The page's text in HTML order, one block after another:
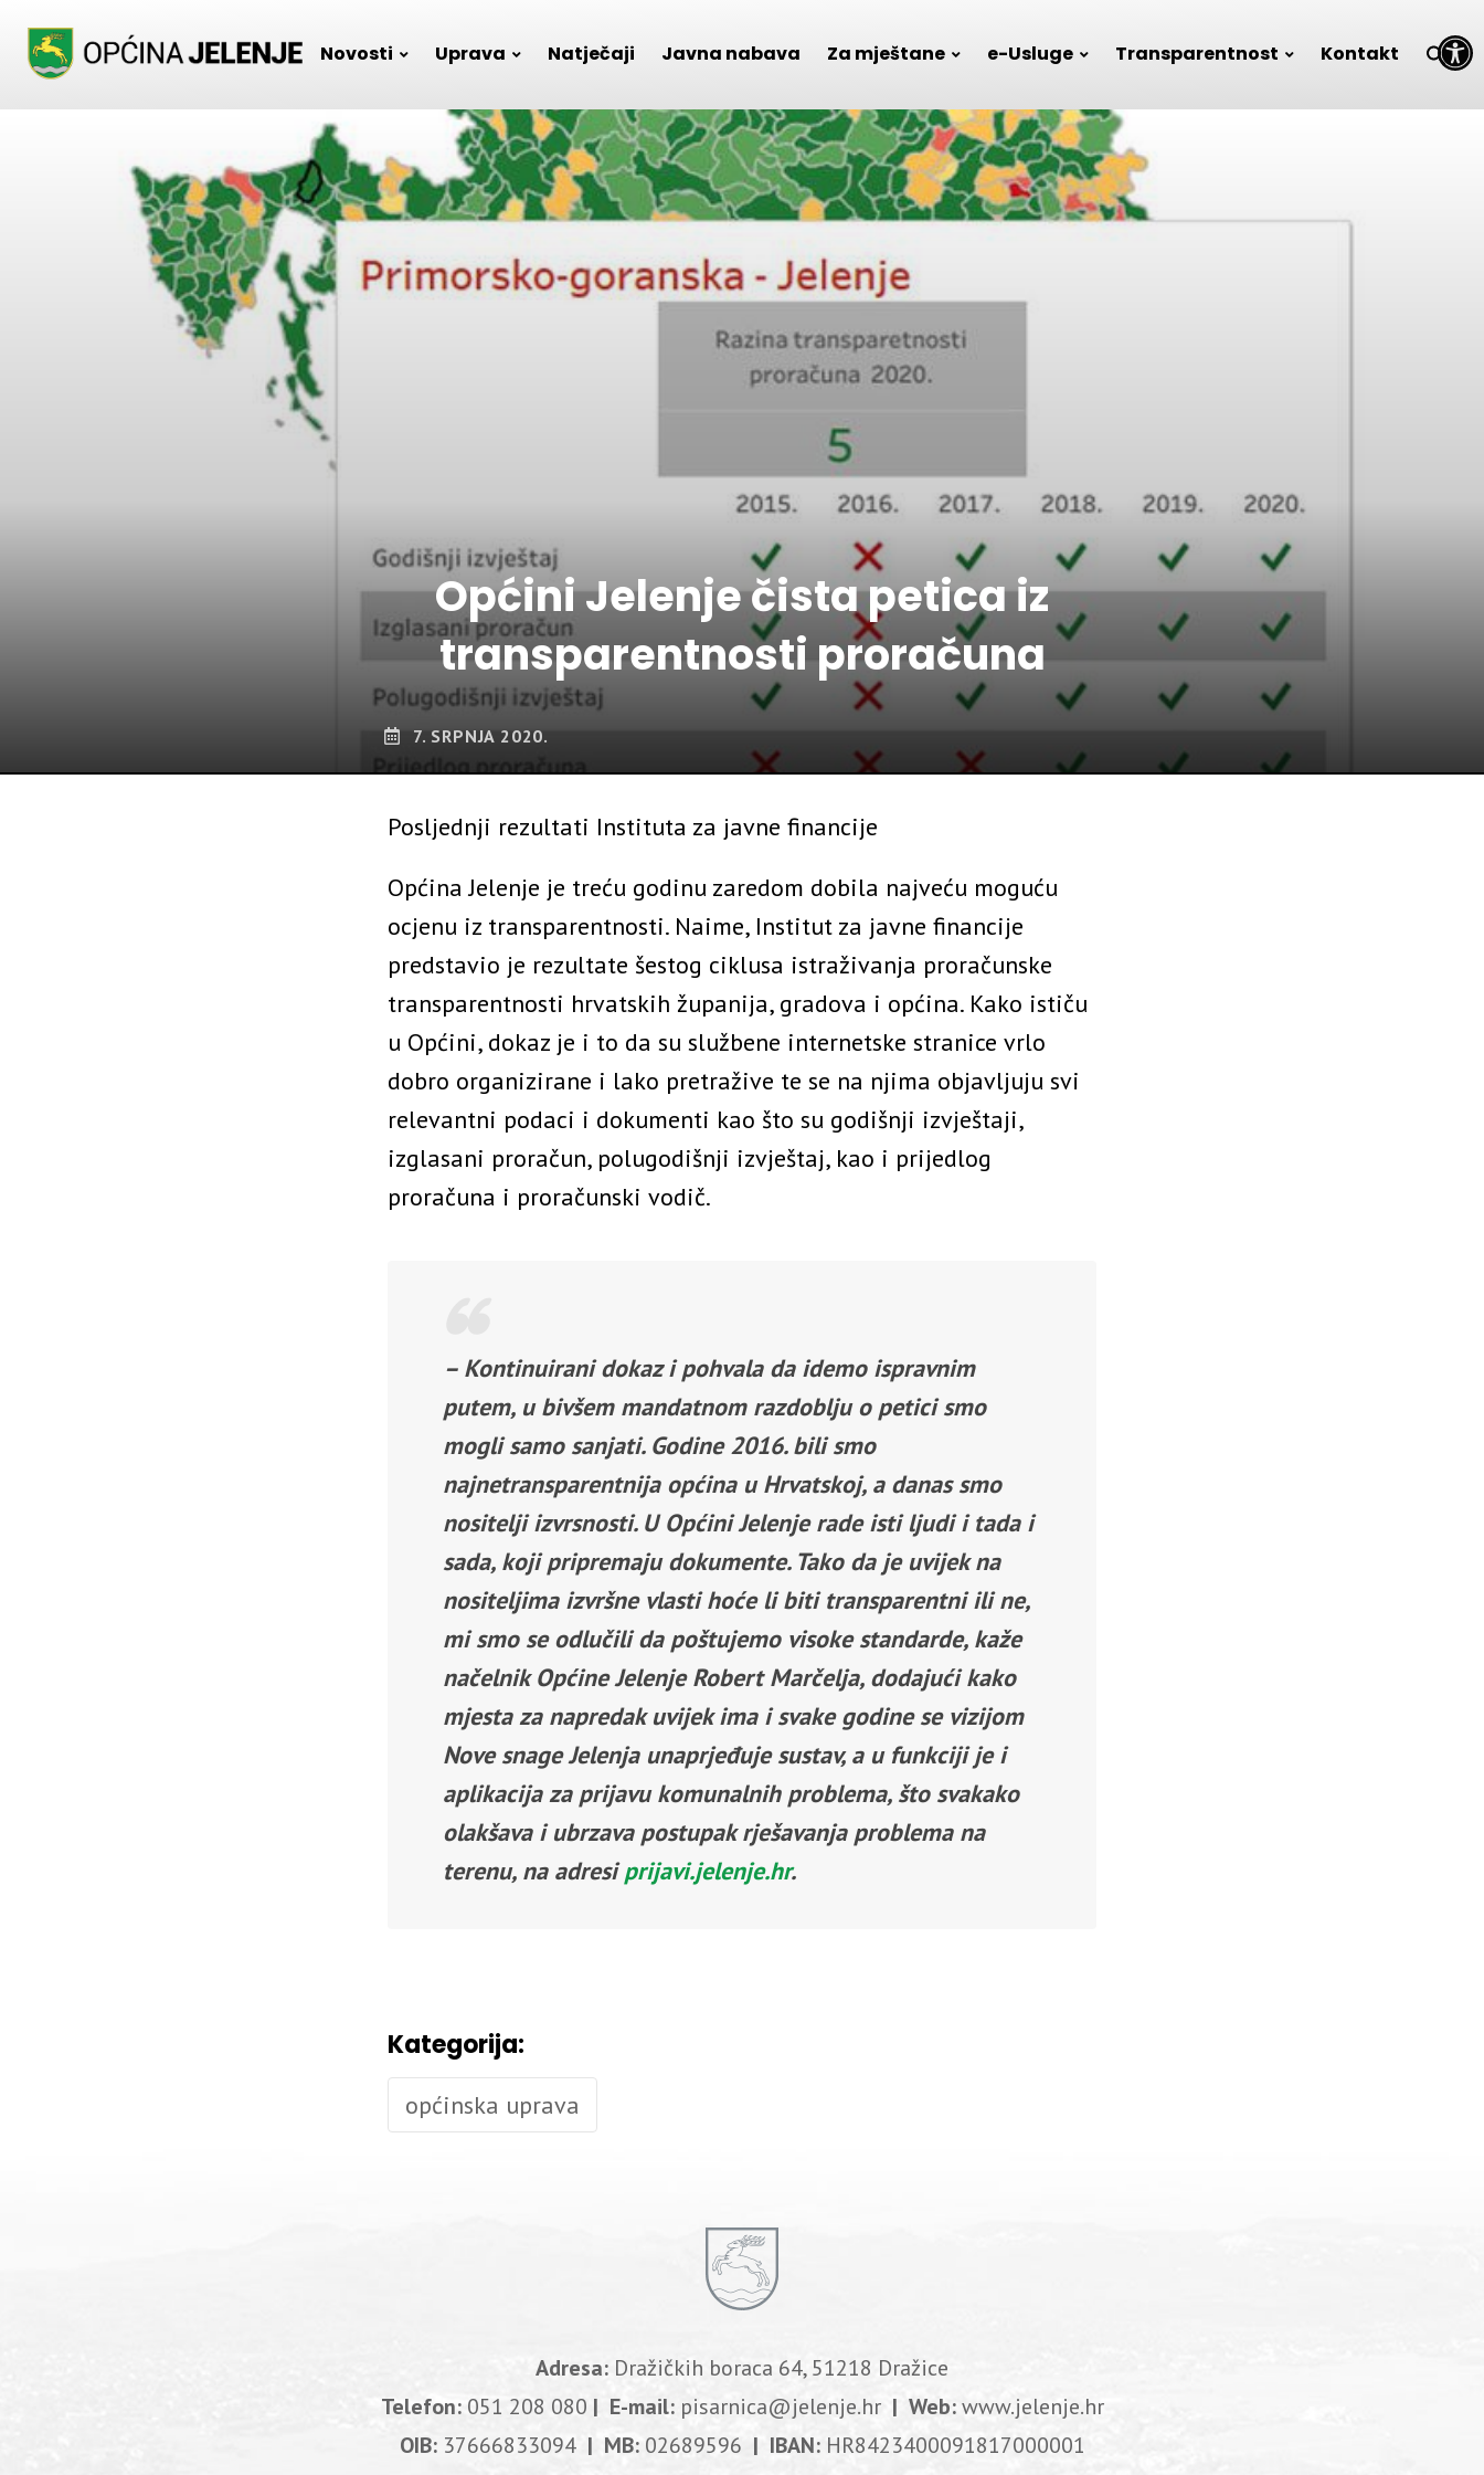
Open toolbar
Novosti Uprava Natječaji Javna nabava Za mještane e-Usluge Transparentnost Kontakt
Općini Jelenje čista petica iz
transparentnosti proračuna
7. SRPNJA 2020.
Posljednji rezultati Instituta za javne financije
Općina Jelenje je treću godinu zaredom dobila najveću moguću
ocjenu iz transparentnosti. Naime, Institut za javne financije
predstavio je rezultate šestog ciklusa istraživanja proračunske
transparentnosti hrvatskih županija, gradova i općina. Kako ističu
u Općini, dokaz je i to da su službene internetske stranice vrlo
dobro organizirane i lako pretražive te se na njima objavljuju svi
relevantni podaci i dokumenti kao što su godišnji izvještaji,
izglasani proračun, polugodišnji izvještaj, kao i prijedlog
proračuna i proračunski vodič.
– Kontinuirani dokaz i pohvala da idemo ispravnim
putem, u bivšem mandatnom razdoblju o petici smo
mogli samo sanjati. Godine 2016. bili smo
najnetransparentnija općina u Hrvatskoj, a danas smo
nositelji izvrsnosti. U Općini Jelenje rade isti ljudi i tada i
sada, koji pripremaju dokumente. Tako da je uvijek na
nositeljima izvršne vlasti hoće li biti transparentni ili ne,
mi smo se odlučili da poštujemo visoke standarde, kaže
načelnik Općine Jelenje Robert Marčelja, dodajući kako
mjesta za napredak uvijek ima i svake godine se vizijom
Nove snage Jelenja unaprjeđuje sustav, a u funkciji je i
aplikacija za prijavu komunalnih problema, što svakako
olakšava i ubrzava postupak rješavanja problema na
terenu, na adresiprijavi.jelenje.hr.
Kategorija:
općinska uprava
Adresa: Dražičkih boraca 64, 51218 Dražice
Telefon: 051 208 080 | E-mail: pisarnica@jelenje.hr| Web:www.jelenje.hr
OIB: 37666833094| MB: 02689596 | IBAN: HR8423400091817000001